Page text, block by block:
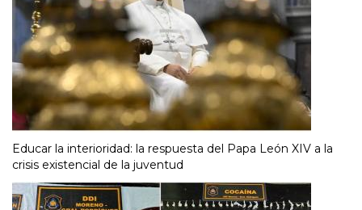
Educar la interioridad: la respuesta del Papa León XIV a la
crisis existencial de la juventud